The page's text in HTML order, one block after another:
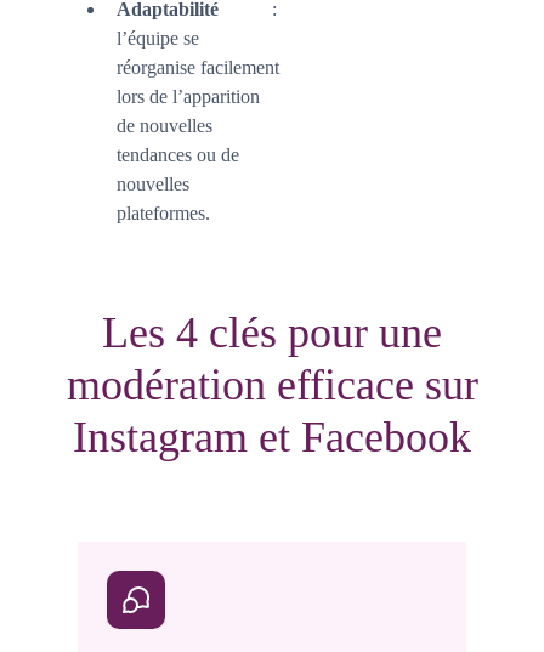
Adaptabilité
:
l’équipe se
réorganise facilement
lors de l’apparition
de nouvelles
tendances ou de
nouvelles
plateformes.
Les 4 clés pour une
modération efficace sur
Instagram et Facebook